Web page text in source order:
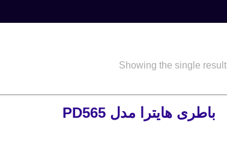
Showing the single result
باطری هایترا مدل PD565